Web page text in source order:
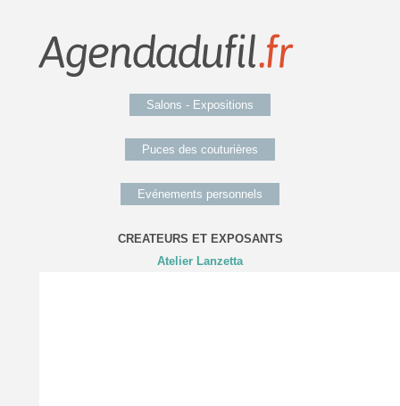
Salons - Expositions
Puces des couturières
Evénements personnels
CREATEURS ET EXPOSANTS
Atelier Lanzetta